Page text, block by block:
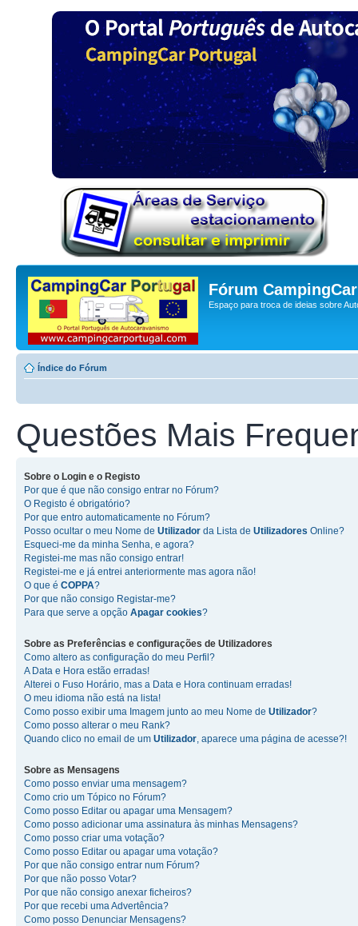
Fórum
Espaço para troca de ideias sobre
Índice do Fórum
Questões Mais
Sobre o Login e o Registo
Por que é que não consigo entrar no Fórum?
O Registo é obrigatório?
Por que entro automaticamente no Fórum?
Posso ocultar o meu Nome de Utilizador da Lista de Utilizadores Online?
Esqueci-me da minha Senha, e agora?
Registei-me mas não consigo entrar!
Registei-me e já entrei anteriormente mas agora não!
O que é COPPA?
Por que não consigo Registar-me?
Para que serve a opção Apagar cookies?
Sobre as Preferências e configurações de Utilizadores
Como altero as configuração do meu Perfil?
A Data e Hora estão erradas!
Alterei o Fuso Horário, mas a Data e Hora continuam erradas!
O meu idioma não está na lista!
Como posso exibir uma Imagem junto ao meu Nome de Utilizador?
Como posso alterar o meu Rank?
Quando clico no email de um Utilizador, aparece uma página de acesse?!
Sobre as Mensagens
Como posso enviar uma mensagem?
Como crio um Tópico no Fórum?
Como posso Editar ou apagar uma Mensagem?
Como posso adicionar uma assinatura às minhas Mensagens?
Como posso criar uma votação?
Como posso Editar ou apagar uma votação?
Por que não consigo entrar num Fórum?
Por que não posso Votar?
Por que não consigo anexar ficheiros?
Por que recebi uma Advertência?
Como posso Denunciar Mensagens?